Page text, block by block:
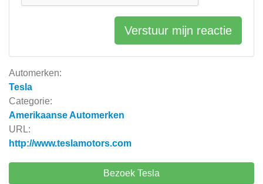
Automerken:
Tesla
Categorie:
Amerikaanse Automerken
URL:
http://www.teslamotors.com
Bezoek Tesla
Verstuur mijn reactie